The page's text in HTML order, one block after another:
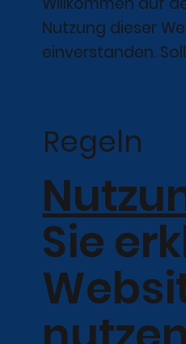
Nutzung dieser
einverstanden.
Regeln
Sie